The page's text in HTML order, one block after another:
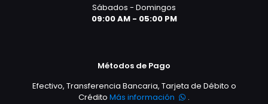
Sábados - Domingos
09:00 AM - 05:00 PM
Métodos de Pago
Efectivo, Transferencia Bancaria, Tarjeta de Débito o
CréditoMás información .